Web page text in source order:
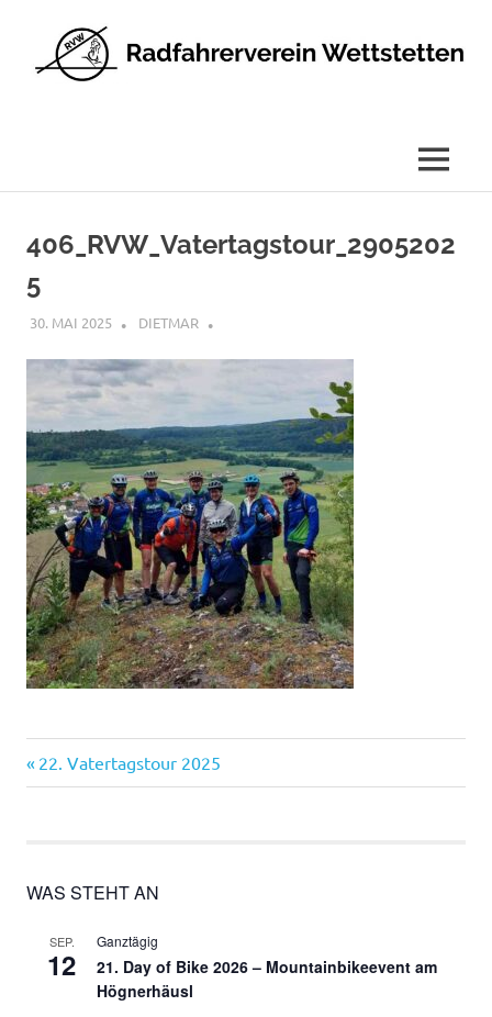
springen
MENÜ
406_RVW_Vatertagstour_2905202
5
30. MAI 2025 DIETMAR
Beitragsnavigation
Vorheriger
Beitrag:
22. Vatertagstour 2025
WAS STEHT AN
SEP.
12
Ganztägig
21. Day of Bike 2026 – Mountainbikeevent am
Högnerhäusl